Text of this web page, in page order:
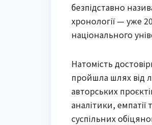
безпідставно
хронології — уже
національного
Натомість
пройшла шлях від
авторських
аналітики,
суспільних